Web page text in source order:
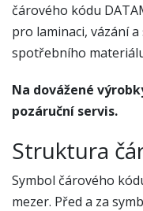
čárového kódu
pro laminaci, vázání
spotřebního
Na dovážené
pozáruční servis.
Struktura
Symbol čárového
mezer. Před a za